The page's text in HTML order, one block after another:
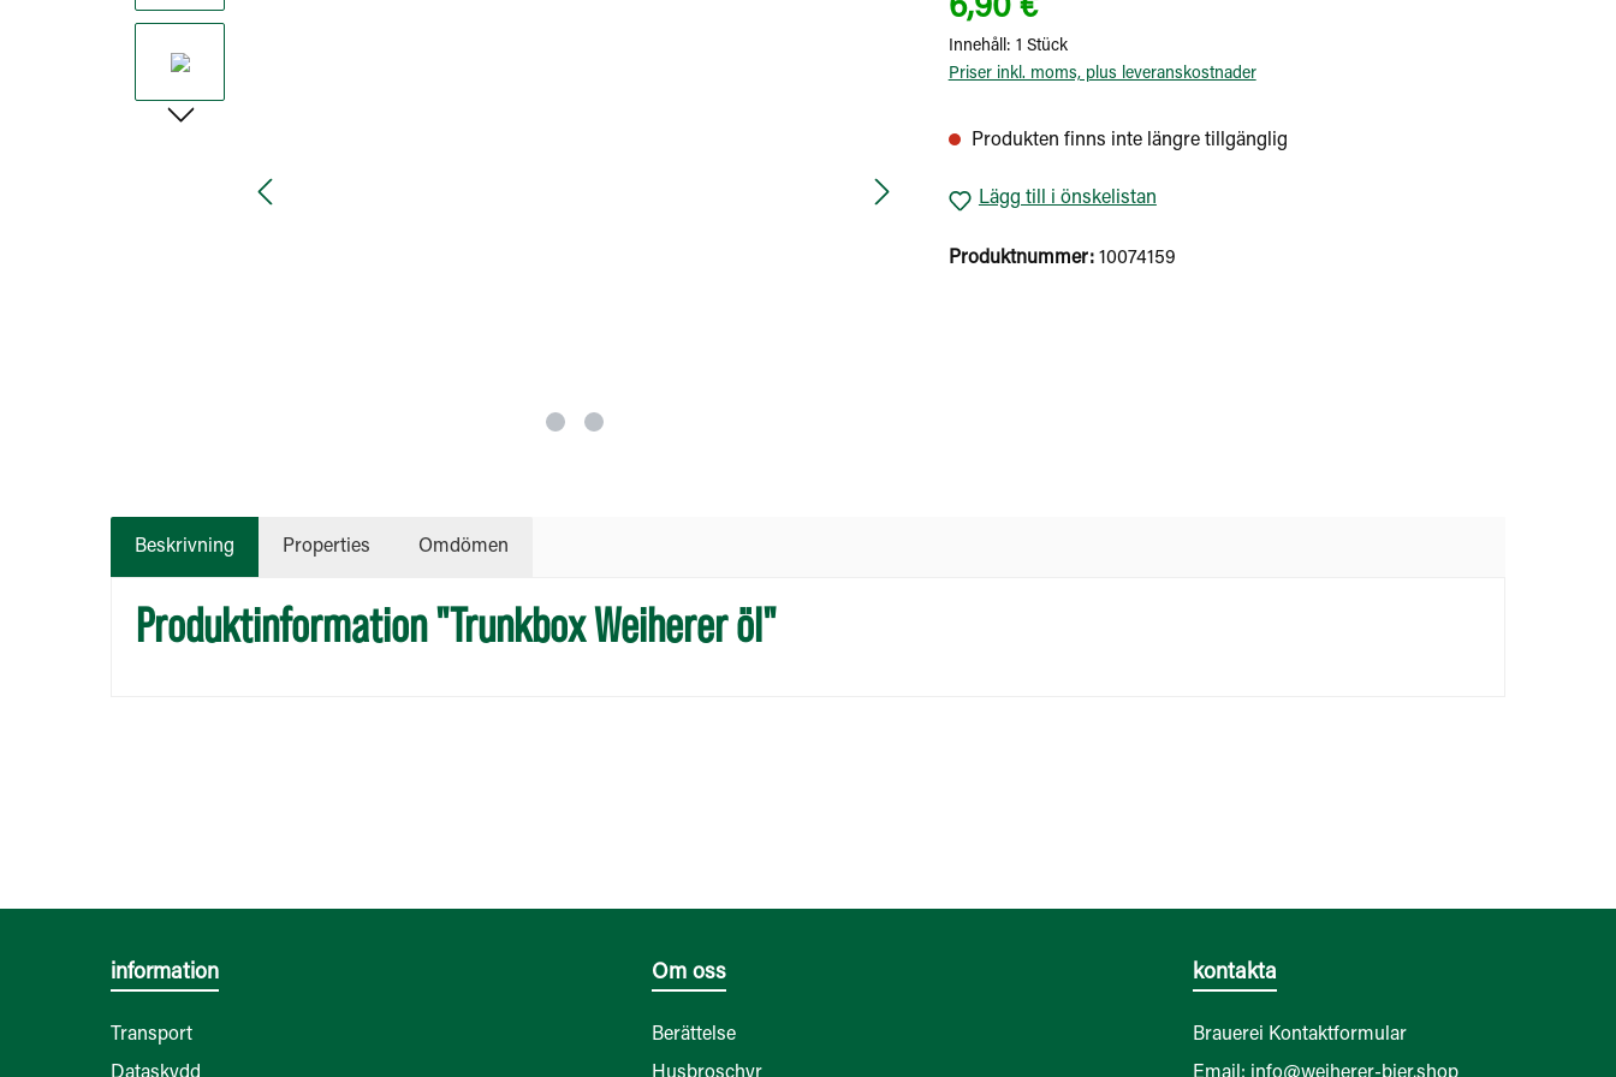
6,90 €
Innehåll: 1 Stück
Priser inkl. moms, plus leveranskostnader
Produkten finns inte längre tillgänglig
Lägg till i önskelistan
Produktnummer: 10074159
Beskrivning Properties Omdömen
Produktinformation "Trunkbox Weiherer öl"
information
Transport
Om oss
Berättelse
kontakta
Brauerei Kontaktformular